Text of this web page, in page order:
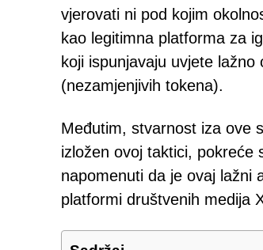
vjerovati ni pod kojim
kao legitimna platforma za
koji ispunjavaju uvjete
(nezamjenjivih tokena).
Međutim, stvarnost iza ove
izložen ovoj taktici, pokreće
napomenuti da je ovaj lažni
platformi društvenih medija